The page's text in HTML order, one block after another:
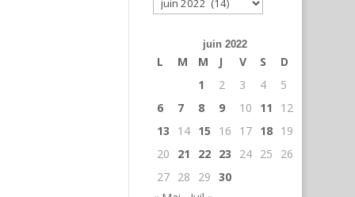
juin 2022
L M M J V S
D
1
2 3 4
5
6
7 8 9 10 11
12
13
14 15 16 17 18 19
20
21 22 23 24 25
26
27 28 29 30